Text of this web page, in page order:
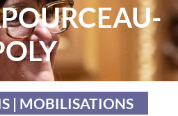
| MOBILISATIONS